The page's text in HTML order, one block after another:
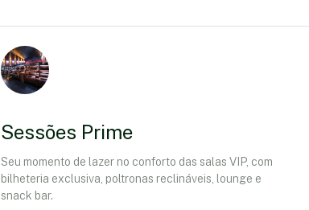
Sessões Prime
Seu momento de lazer no conforto das salas VIP, com
bilheteria exclusiva, poltronas reclináveis, lounge e
snack bar.